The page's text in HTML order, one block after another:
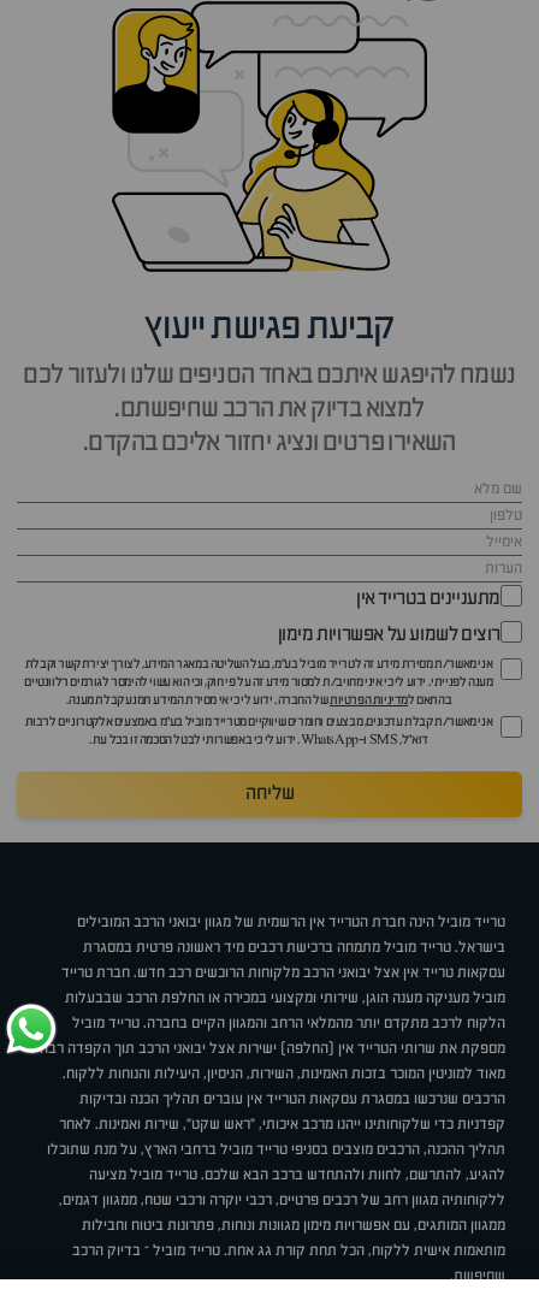
קביעת פגישת ייעוץ
נשמח להיפגש איתכם באחד הסניפים שלנו ולעזור לכם
למצוא בדיוק את הרכב שחיפשתם.
השאירו פרטים ונציג יחזור אליכם בהקדם.
מתעניינים בטרייד אין
רוצים לשמוע על אפשרויות מימון
אני מאשר/ת מסירת מידע זה לטרייד מוביל בע"מ, בעל השליטה במאגר המידע, לצורך יצירת קשר וקבלת
מענה לפנייתי. ידוע לי כי איני מחויב/ת למסור מידע זה על פי חוק, וכי הוא עשוי להימסר לגורמים רלוונטיים
בהתאם למדיניות הפרטיותשל החברה. ידוע לי כי אי מסירת המידע תמנע קבלת מענה.
אני מאשר/ת קבלת עדכונים, מבצעים וחומרים שיווקיים מטרייד מוביל בע"מ באמצעים אלקטרוניים לרבות
דוא״ל, SMS ו-WhatsApp. ידוע לי כי באפשרותי לבטל הסכמה זו בכל עת.
שליחה
טרייד מוביל הינה חברת הטרייד אין הרשמית של מגוון יבואני הרכב המובילים
בישראל. טרייד מוביל מתמחה ברכישת רכבים מיד ראשונה פרטית במסגרת
עסקאות טרייד אין אצל יבואני הרכב מלקוחות הרוכשים רכב חדש. חברת טרייד
מוביל מעניקה מענה הוגן, שירותי ומקצועי במכירה או החלפת הרכב שבבעלות
הלקוח לרכב מתקדם יותר מהמלאי הרחב והמגוון הקיים בחברה. טרייד מוביל
מספקת את שרותי הטרייד אין (החלפה) ישירות אצל יבואני הרכב תוך הקפדה רבה
מאוד למוניטין המוכר בזכות האמינות, השירות, הניסיון, היעילות והנוחות ללקוח.
הרכבים שנרכשו במסגרת עסקאות הטרייד אין עוברים תהליך הכנה ובדיקות
קפדניות כדי שלקוחותינו ייהנו מרכב איכותי, "ראש שקט", שירות ואמינות. לאחר
תהליך ההכנה, הרכבים מוצבים בסניפי טרייד מוביל ברחבי הארץ, על מנת שתוכלו
להגיע, להתרשם, לחוות ולהתחדש ברכב הבא שלכם. טרייד מוביל מציעה
ללקוחותיה מגוון רחב של רכבים פרטיים, רכבי יוקרה ורכבי שטח, ממגוון דגמים,
ממגוון המותגים, עם אפשרויות מימון מגוונות ונוחות, פתרונות ביטוח וחבילות
מותאמות אישית ללקוח, הכל תחת קורת גג אחת. טרייד מוביל – בדיוק הרכב
שחיפשת.